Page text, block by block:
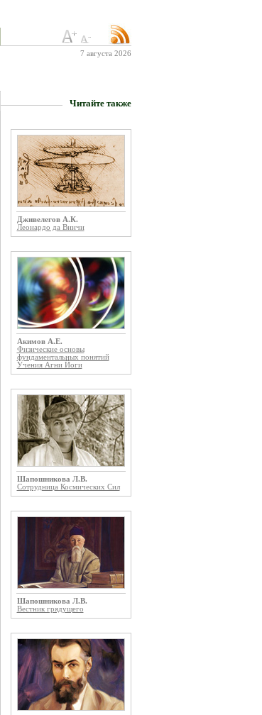
7 августа 2026
Читайте также
Дживелегов А.К.
Леонардо да Винчи
Акимов А.Е.
Физические основы
фундаментальных понятий
Учения Агни Йоги
Шапошникова Л.В.
Сотрудница Космических Сил
Шапошникова Л.В.
Вестник грядущего